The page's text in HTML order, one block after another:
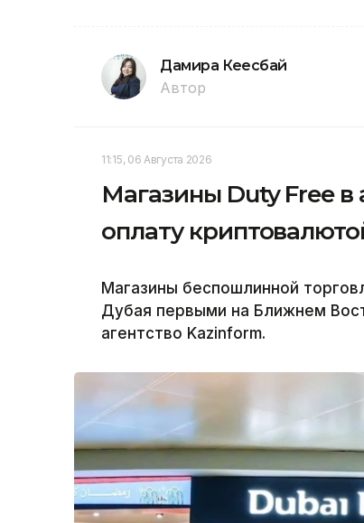
Дамира Кеңесбай
Автор
11:15, 06 Августа 2026
Магазины Duty Free
оплату
Магазины беспошлинной
Дубая первыми на Ближнем
агентство Kazinform.